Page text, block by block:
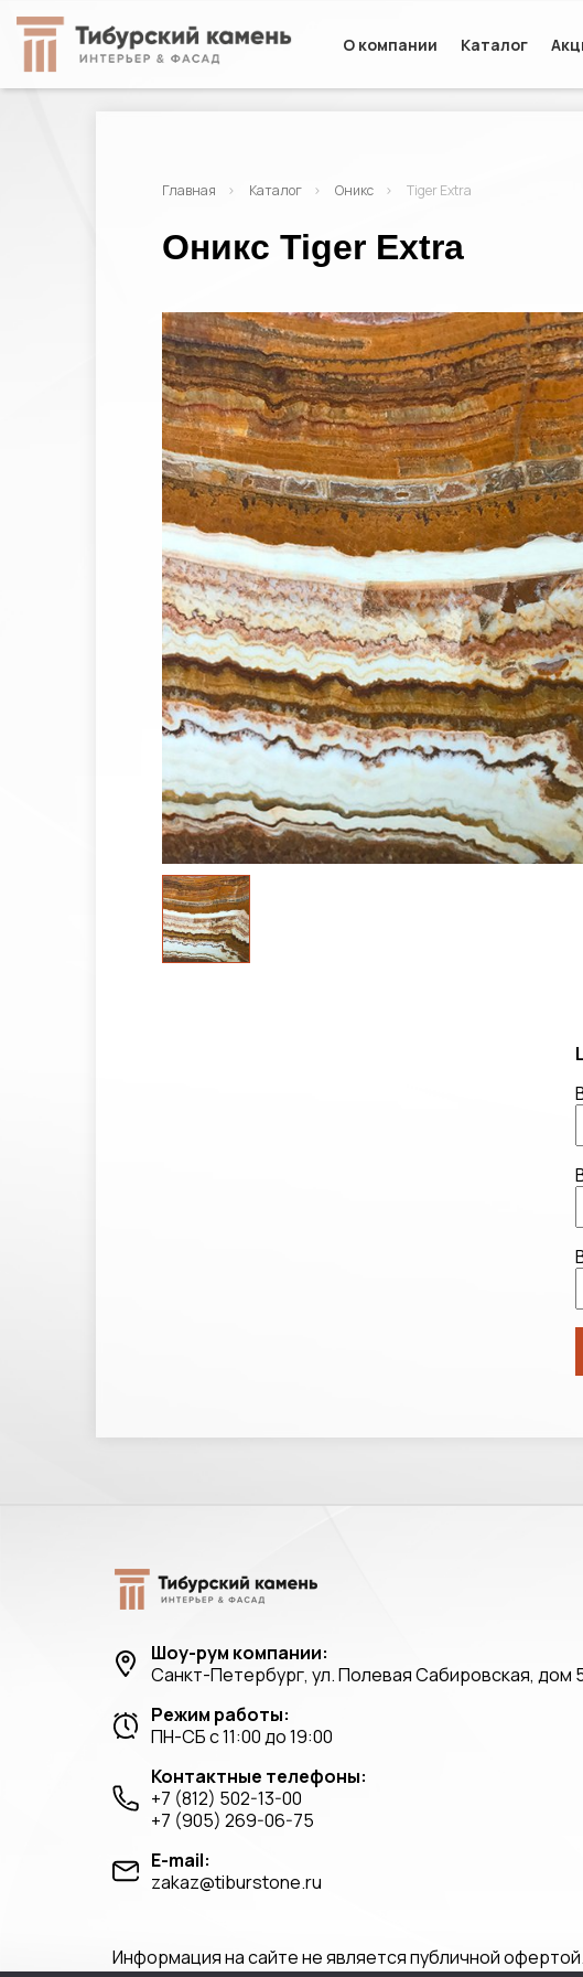
О компании Каталог
Главная Каталог Оникс Tiger Extra
Оникс Tiger Extra
Шоу-рум компании:
Санкт-Петербург, ул. Полевая Сабировская, дом
Режим работы:
ПН-СБ с 11:00 до 19:00
Контактные телефоны:
+7 (812) 502-13-00
+7 (905) 269-06-75
E-mail:
zakaz@tiburstone.ru
Информация на сайте не является публичной